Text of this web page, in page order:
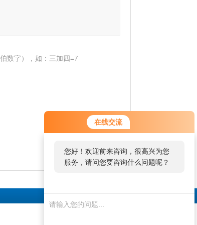
在线交流
您好！欢迎前来咨询，很高兴为您
服务，请问您要咨询什么问题呢？
数字），如：三加四=7